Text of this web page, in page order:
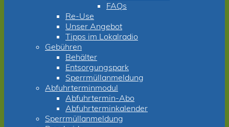
FAQs
Re-Use
Unser Angebot
Tipps im Lokalradio
Gebühren
Behälter
Entsorgungspark
Sperrmüllanmeldung
Abfuhrterminmodul
Abfuhrtermin-Abo
Abfuhrterminkalender
Sperrmüllanmeldung